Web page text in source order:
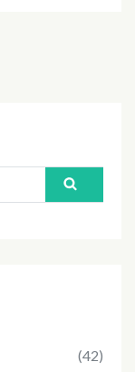
Search
for:
(42)